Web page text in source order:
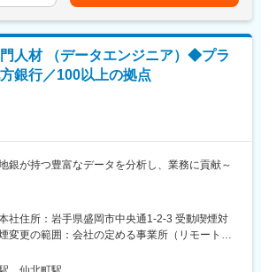
の定める業務
ンジ：
研修システムを採用しています。行内研修とし
行内資格認定研修などを実施するとともに、行
に派遣しています。また、自己啓発支援施策と
取得を目指す行員に対し、専門学校等へのスク
与える制度「キャリアチャレンジプログラム」
。これらの研修会、研修派遣には公募制も採用
に溢れる行員のキャリアアップを支援していま
物像：
「信用」の担い手である「人」であり、「人」
長、地域社会の発展につながっていくと考えて
が目まぐるしく変化し続ける今こそ、環境の変
門人材 （データエンジニア）◆プラ
銀行／100以上の拠点
銀が持つ豊富なデータを分析し、業務に貢献～
に所属いただき、当行のデータ利活用業務を担
アとして従事いただきます。
課題を解決するためのデータ分析・利活用業務
支えるデータ分析基盤の設計・構築・運用業務
社住所：岩手県盛岡市中央通1-2-3 受動喫煙対
変更の範囲：会社の定める事業所（リモートワ